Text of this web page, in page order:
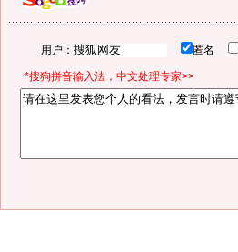
用户： 匿名
*搜狗拼音输入法，中文处理专家>>